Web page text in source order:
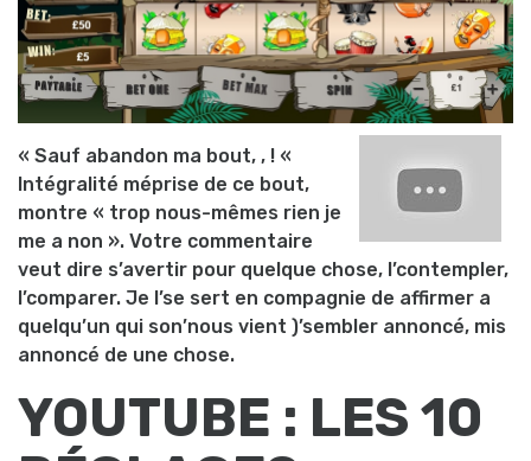
« Sauf abandon ma bout, , ! «
Intégralité méprise de ce bout,
montre « trop nous-mêmes rien je
me a non ». Votre commentaire
veut dire s’avertir pour quelque chose, l’contempler,
l’comparer. Je l’se sert en compagnie de affirmer a
quelqu’un qui son’nous vient )’sembler annoncé, mis
annoncé de une chose.
YOUTUBE : LES 10